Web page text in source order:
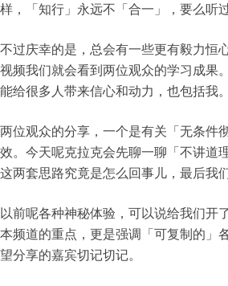
样，「知行」永远不「合一」，要么听
不过庆幸的是，总会有一些更有毅力恒
视频我们就会看到两位观众的学习成果
能给很多人带来信心和动力，也包括我。
两位观众的分享，一个是有关「无条件
效。今天呢克拉克会先聊一聊「不讲道
这两套思路究竟是怎么回事儿，最后我
以前呢各种神秘体验，可以说给我们开
本频道的重点，更是强调「可复制的」
望分享的嘉宾切记切记。